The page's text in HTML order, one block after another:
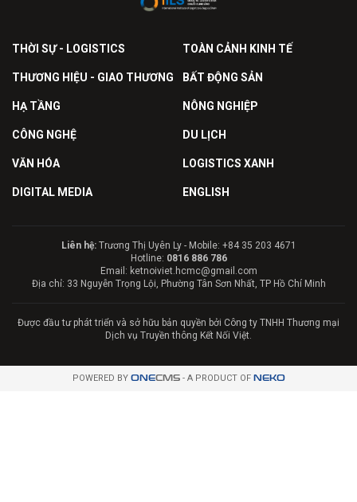
THỜI SỰ - LOGISTICS TOÀN CẢNH KINH TẾ
THƯƠNG HIỆU - GIAO THƯƠNG BẤT ĐỘNG SẢN
HẠ TẦNG NÔNG NGHIỆP
CÔNG NGHỆ DU LỊCH
VĂN HÓA LOGISTICS XANH
DIGITAL MEDIA ENGLISH
Liên hệ:Trương Thị Uyên Ly - Mobile: +84 35 203 4671
Hotline: 0816 886 786
Email: ketnoiviet.hcmc@gmail.com
Địa chỉ: 33 Nguyễn Trọng Lội, Phường Tân Sơn Nhất, TP Hồ Chí Minh
Được đầu tư phát triển và sở hữu bản quyền bởi Công ty TNHH Thương mại
Dịch vụ Truyền thông Kết Nối Việt.
POWERED BY ONECMS- A PRODUCT OF NEKO